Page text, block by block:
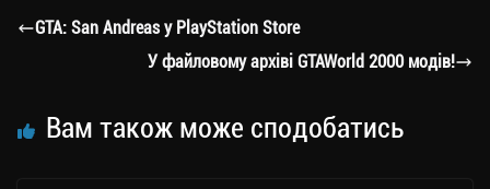
a
er ok Li
nk
ли
ти
GTA: San Andreas у PlayStation Store
У файловому архіві GTAWorld 2000 модів!
Вам також може сподобатись